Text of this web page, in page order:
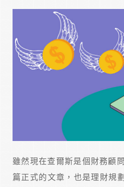
雖然現在查爾斯是個財務顧
篇正式的文章，也是理財規